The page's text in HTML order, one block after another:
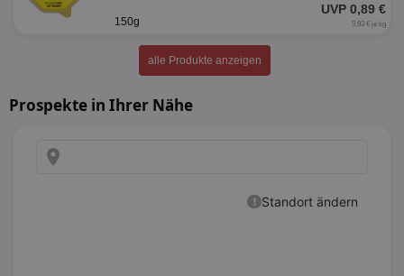
UVP 0,89 €
150g 5,93 € je kg
alle Produkte anzeigen
Prospekte in Ihrer Nähe